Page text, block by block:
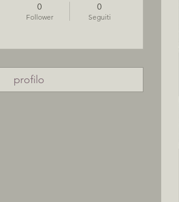
0
Follower
0
Seguiti
profilo